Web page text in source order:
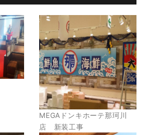
MEGAドンキホーテ那珂川
店 新装工事